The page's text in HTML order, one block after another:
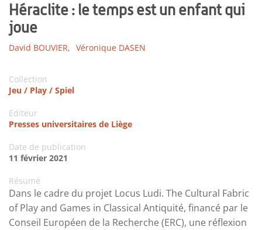
Héraclite : le temps est un enfant qui
joue
David BOUVIER, Véronique DASEN
Collection
Jeu / Play / Spiel
Editeur
Presses universitaires de Liège
Date de publication
11 février 2021
Résumé
Dans le cadre du projet Locus Ludi. The Cultural Fabric
of Play and Games in Classical Antiquité, financé par le
Conseil Européen de la Recherche (ERC), une réflexion